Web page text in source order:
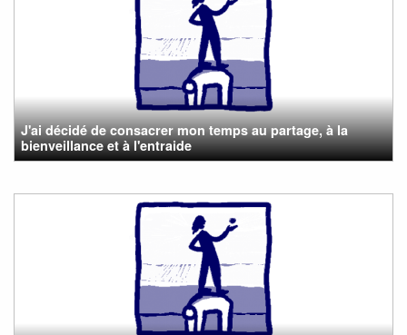
J'ai décidé de consacrer mon temps au partage, à la
bienveillance et à l'entraide